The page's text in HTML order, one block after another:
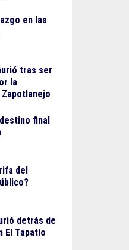
en las
tras ser
la
final
del
detrás de
El Tapatío